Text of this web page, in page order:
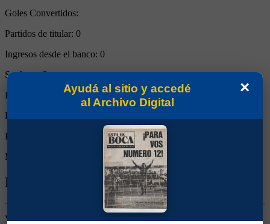
Goles Convertidos:
Partidos de titular: 0
Ingresos desde el banco: 0
Suplente:3
Partidos completos:0
Expulsiones:
Partidos reemplazado:
Minutos Disputados:
Biografía de Carlos Claudio Cenci
Volante Central. Ganó dos títulos (Apertura 1992 y Copa de Oro
×
Ayudá al sitio y accedé
al Archivo Digital